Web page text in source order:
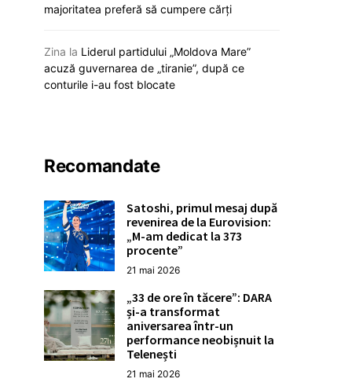
12 mai 2026
majoritatea preferă să cumpere cărți
Zina la Liderul partidului „Moldova Mare”
acuză guvernarea de „tiranie”, după ce
conturile i-au fost blocate
Recomandate
Satoshi, primul mesaj după
revenirea de la Eurovision:
„M-am dedicat la 373
procente”
21 mai 2026
„33 de ore în tăcere”: DARA
și-a transformat
aniversarea într-un
performance neobișnuit la
Telenești
21 mai 2026